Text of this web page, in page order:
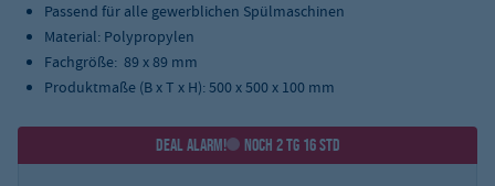
Passend für alle gewerblichen Spülmaschinen
Material: Polypropylen
Fachgröße: 89 x 89 mm
Produktmaße (B x T x H): 500 x 500 x 100 mm
DEAL ALARM! NOCH 2 TG 16 STD